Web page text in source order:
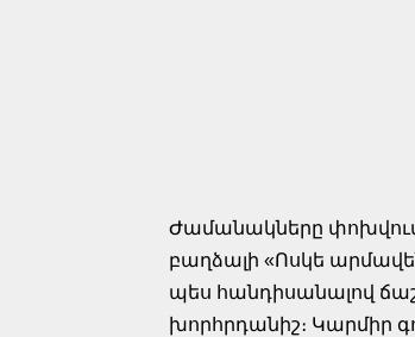
Ժամանակները փոխվում
բաղձալի «Ոսկե
պես հանդիսանալով
խորհրդանիշ։ Կարմիր